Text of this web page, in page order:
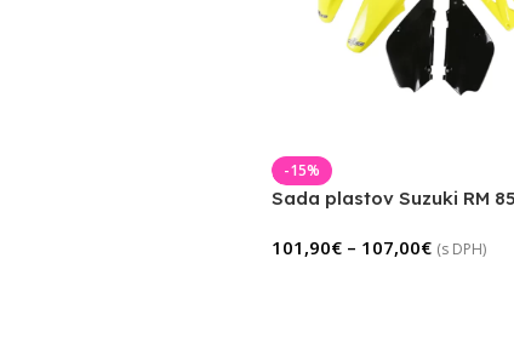
-15%
Sada plastov Suzuki RM
101,90€ – 107,00€ (s DPH)